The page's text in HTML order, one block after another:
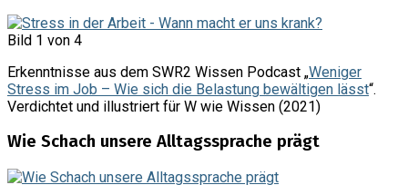
Bild 1 von 4
Erkenntnisse aus dem SWR2 Wissen Podcast „Weniger
Stress im Job – Wie sich die Belastung bewältigen lässt“.
Verdichtet und illustriert für W wie Wissen (2021)
Wie Schach unsere Alltagssprache prägt